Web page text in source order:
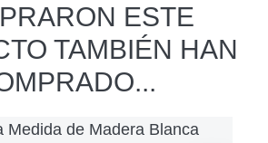
ESTE
TAMBIÉN HAN